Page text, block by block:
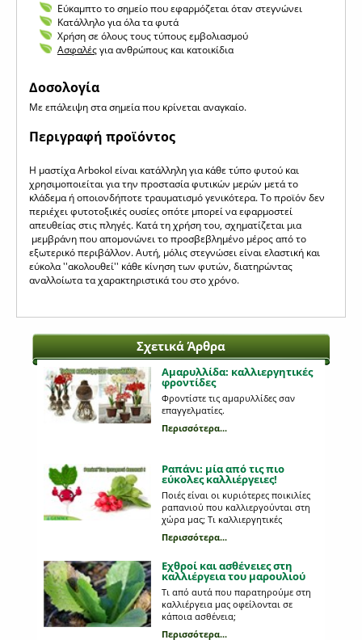
Εύκαμπτο το σημείο που εφαρμόζεται όταν στεγνώνει
Κατάλληλο για όλα τα φυτά
Χρήση σε όλους τους τύπους εμβολιασμού
Ασφαλέςγια ανθρώπους και κατοικίδια
Δοσολογία
Με επάλειψη στα σημεία που κρίνεται αναγκαίο.
Περιγραφή προϊόντος
Η μαστίχα Arbokol είναι κατάλληλη για κάθε τύπο φυτού και
χρησιμοποιείται για την προστασία φυτικών μερών μετά το
κλάδεμα ή οποιονδήποτε τραυματισμό γενικότερα. Το προϊόν δεν
περιέχει φυτοτοξικές ουσίες οπότε μπορεί να εφαρμοστεί
απευθείας στις πληγές. Κατά τη χρήση του, σχηματίζεται μια
μεμβράνη που απομονώνει το προσβεβλημένο μέρος από το
εξωτερικό περιβάλλον. Αυτή, μόλις στεγνώσει είναι ελαστική και
εύκολα ''ακολουθεί'' κάθε κίνηση των φυτών, διατηρώντας
αναλλοίωτα τα χαρακτηριστικά του στο χρόνο.
Σχετικά Άρθρα
Αμαρυλλίδα: καλλιεργητικές
φροντίδες
Φροντίστε τις αμαρυλλίδες σαν
επαγγελματίες.
Περισσότερα...
Ραπάνι: μία από τις πιο
εύκολες καλλιέργειες!
Ποιές είναι οι κυριότερες ποικιλίες
ραπανιού που καλλιεργούνται στη
χώρα μας; Tι καλλιεργητικές
περιποιήσεις χρειάζονται;
Περισσότερα...
Εχθροί και ασθένειες στη
καλλιέργεια του μαρουλιού
Τι από αυτά που παρατηρούμε στη
καλλιέργεια μας οφείλονται σε
κάποια ασθένεια;
Περισσότερα...